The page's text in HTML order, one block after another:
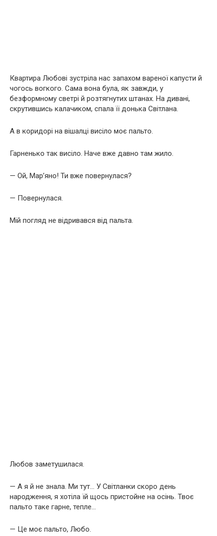
Квартира Любові зустріла нас запахом вареної капусти й
чогось вогкого. Сама вона була, як завжди, у
безформному светрі й розтягнутих штанах. На дивані,
скрутившись калачиком, спала її донька Світлана.
А в коридорі на вішалці висіло моє пальто.
Гарненько так висіло. Наче вже давно там жило.
— Ой, Мар’яно! Ти вже повернулася?
— Повернулася.
Мій погляд не відривався від пальта.
Любов заметушилася.
— А я й не знала. Ми тут… У Світланки скоро день
народження, я хотіла їй щось пристойне на осінь. Твоє
пальто таке гарне, тепле…
— Це моє пальто, Любо.